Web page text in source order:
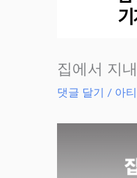
집에서 지
댓글 달기 / 아